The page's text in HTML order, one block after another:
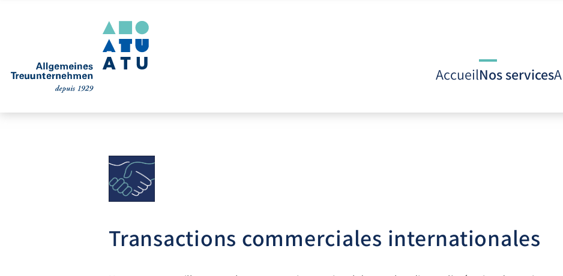
AccueilNos services
Transactions commerciales internationales